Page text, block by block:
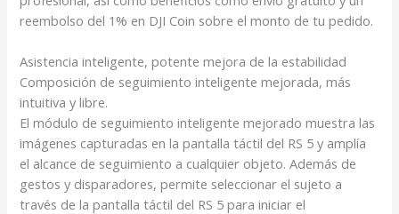
reembolso del 1% en DJI Coin sobre el monto de tu pedido.
Asistencia inteligente, potente mejora de la estabilidad
Composición de seguimiento inteligente mejorada,más
intuitiva y libre.
El módulo de seguimiento inteligente mejorado muestra las
imágenes capturadas en la pantalla táctil del RS 5 y amplía
el alcance de seguimiento a cualquier objeto. Además de
gestos y disparadores, permite seleccionar el sujeto a
través de la pantalla táctil del RS 5 para iniciar el